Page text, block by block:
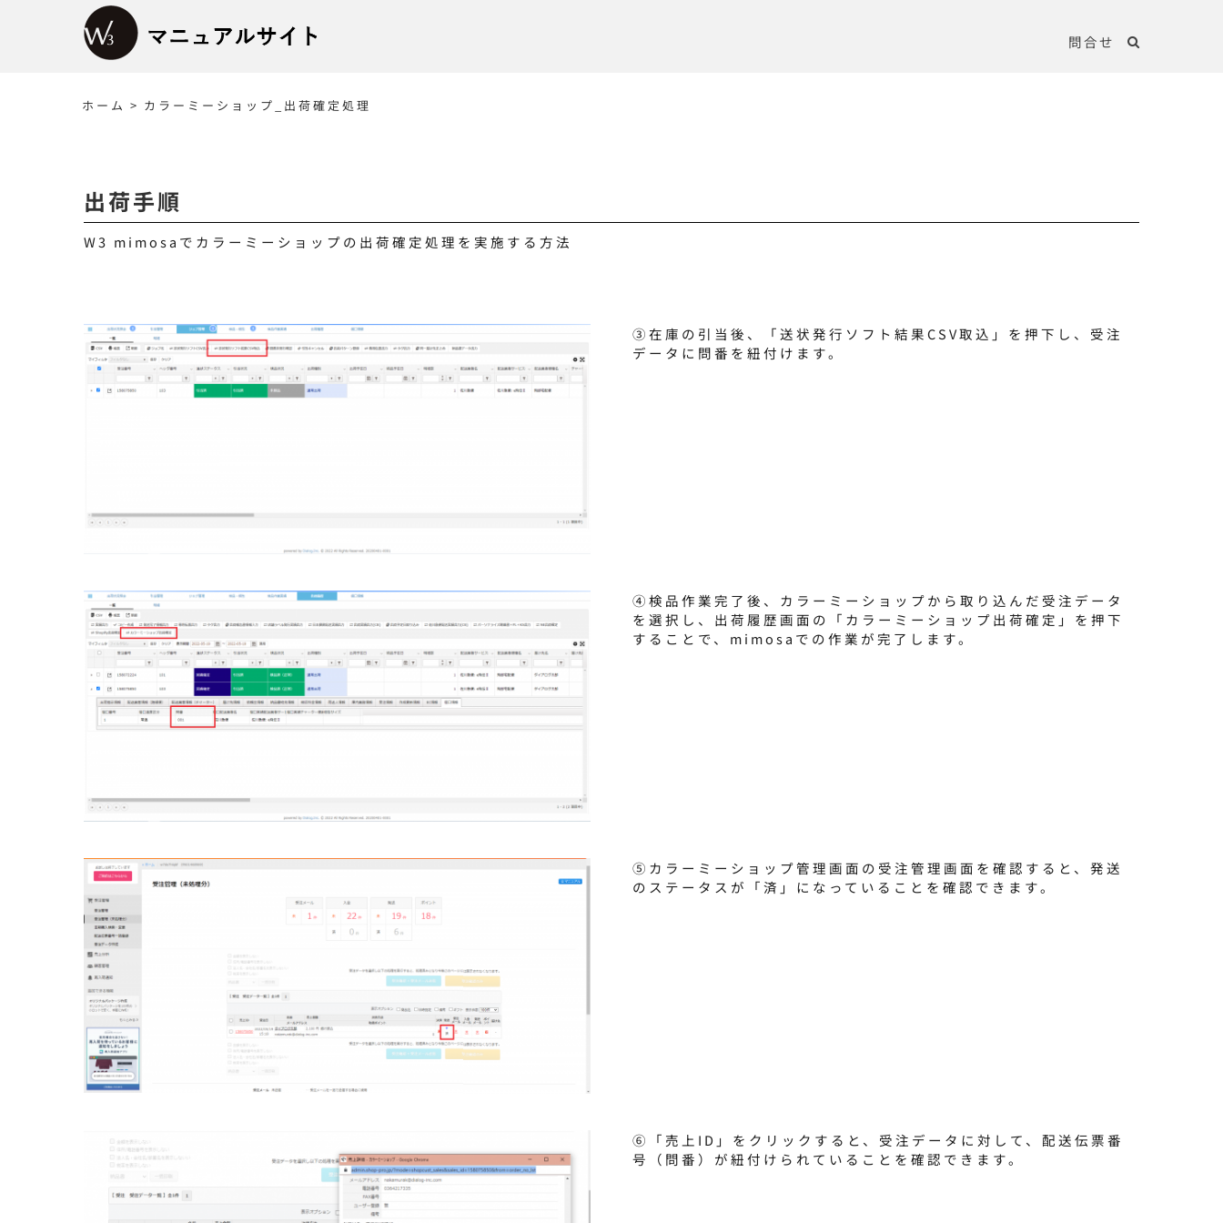
問合せ
ホーム > カラーミーショップ_出荷確定処理
出荷手順
W3 mimosaでカラーミーショップの出荷確定処理を実施する方法
③在庫の引当後、「送状発行ソフト結果CSV取込」を押下し、受注
データに問番を紐付けます。
④検品作業完了後、カラーミーショップから取り込んだ受注データ
を選択し、出荷履歴画面の「カラーミーショップ出荷確定」を押下
することで、mimosaでの作業が完了します。
⑤カラーミーショップ管理画面の受注管理画面を確認すると、発送
のステータスが「済」になっていることを確認できます。
⑥「売上ID」をクリックすると、受注データに対して、配送伝票番
号（問番）が紐付けられていることを確認できます。